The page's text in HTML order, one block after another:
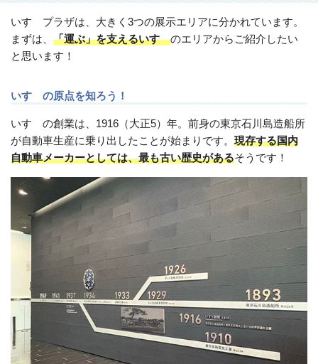
いすゞプラザは、大きく3つの展示エリアに分かれています。
まずは、 「運ぶ」を支えるいすゞのエリアからご紹介したい
と思います！
いすゞの原点を知ろう！
いすゞの創業は、1916（大正5）年。前身の東京石川島造船所
が自動車生産に乗り出したことが始まりです。 現存する国内
自動車メーカーとしては、最も古い歴史があるそうです！